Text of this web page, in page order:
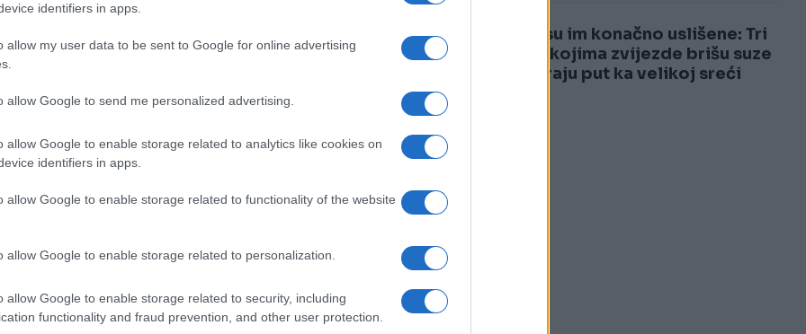
identifiers in apps.
allow my user data to be sent to Google for online advertising
allow Google to send me personalized advertising.
allow Google to enable storage related to analytics like cookies on
identifiers in apps.
allow Google to enable storage related to functionality of the website
allow Google to enable storage related to personalization.
allow Google to enable storage related to security, including
functionality and fraud prevention, and other user protection.
na bezbroj oštrih komadića. Doktor je odmah
osmijeha.
gdje ćete u tišini sjediti, moja vrata su vam
glas mogao odati koliko je slomljena.
je teška tišina. On je očajnički želio pomoći, ali
povlači u sebe, dok je svaki pokušaj razgovora
proći kroz ovo.
4
Želje su im konačno uslišene: Tri
znaka kojima zvijezde brišu suze
i otvaraju put ka velikoj sreći